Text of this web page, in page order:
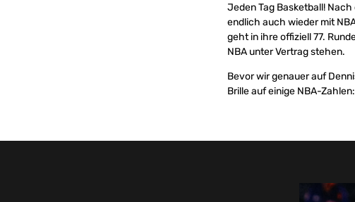
Jeden Tag Basketball! Nach
endlich auch wieder mit
geht in ihre offiziell 77.
NBA unter Vertrag stehen.
Bevor wir genauer auf
Brille auf einige NBA-Zahlen: